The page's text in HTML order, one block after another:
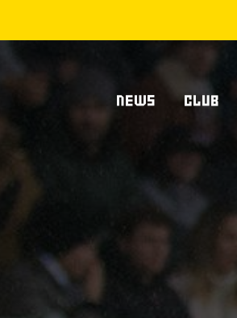
NEWS
News Zebre Parma
CLUB
Chi Siamo
Volontari